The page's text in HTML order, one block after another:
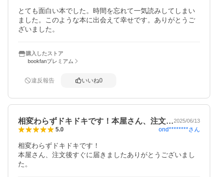
とても面白い本でした。時間を忘れて一気読みしてしまい
ました。このような本に出会えて幸せです。ありがとうご
ざいました。
購入したストア
bookfanプレミアム
違反報告 いいね0
相変わらずドキドキです！本屋さん、注文…2025/06/13
5.0 ond********さん
相変わらずドキドキです！
本屋さん、注文後すぐに届きましたありがとうございまし
た。